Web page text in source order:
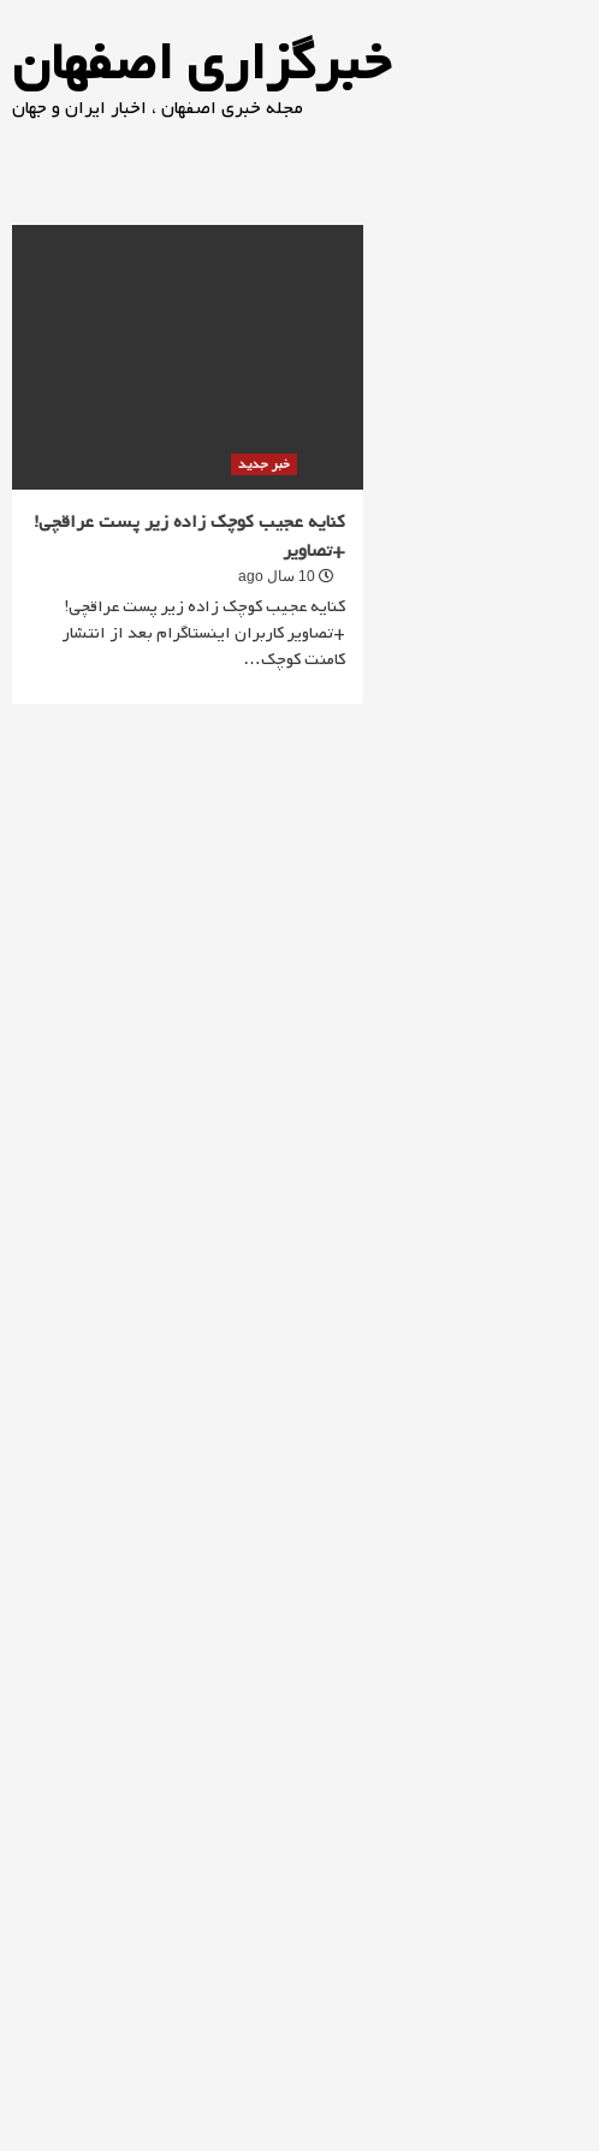
خبرگزاری اصفهان
مجله خبری اصفهان ، اخبار ایران و جهان
خبر جدید
کنایه عجیب کوچک زاده زیر پست عراقچی!
+تصاویر
10 سال ago
کنایه عجیب کوچک زاده زیر پست عراقچی!
+تصاویر کاربران اینستاگرام بعد از انتشار
کامنت کوچک…